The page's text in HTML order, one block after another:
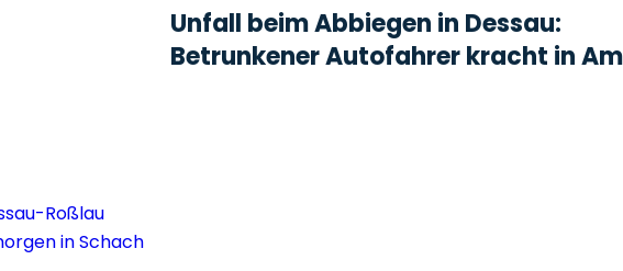
Unfall beim Abbiegen in Dessau:
Betrunkener Autofahrer kracht in